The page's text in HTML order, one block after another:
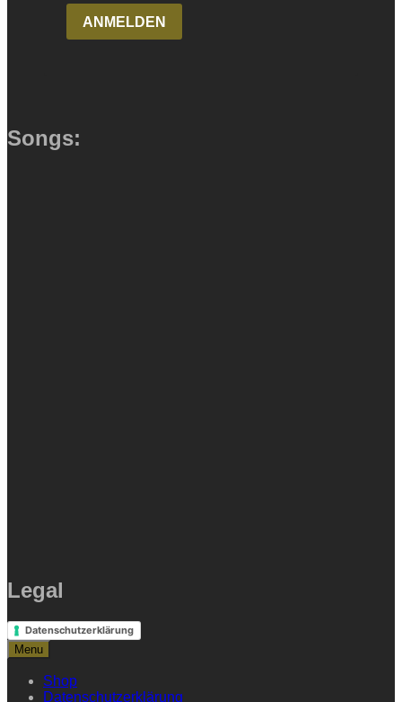
Songs:
Legal
Datenschutzerklärung
Menu
Shop
Datenschutzerklärung